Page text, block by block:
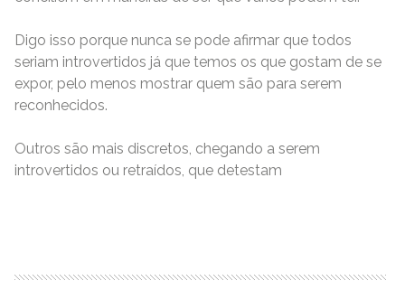
Digo isso porque nunca se pode afirmar que todos
seriam introvertidos já que temos os que gostam de se
expor, pelo menos mostrar quem são para serem
reconhecidos.
Outros são mais discretos, chegando a serem
introvertidos ou retraídos, que detestam